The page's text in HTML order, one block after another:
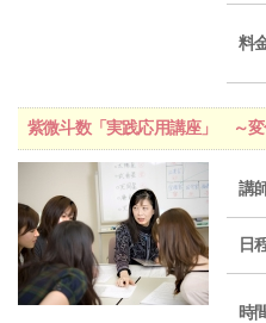
料
紫微斗数「実践応用講座」 ～変
講
日
時